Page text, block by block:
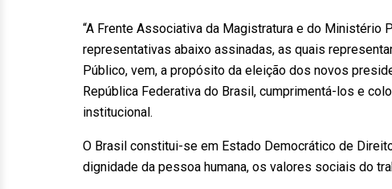
“A Frente Associativa da Magistratura e do Ministério
representativas abaixo assinadas, as quais
Público, vem, a propósito da eleição dos novos
República Federativa do Brasil, cumprimentá-los e
institucional.
O Brasil constitui-se em Estado Democrático de
dignidade da pessoa humana, os valores sociais do